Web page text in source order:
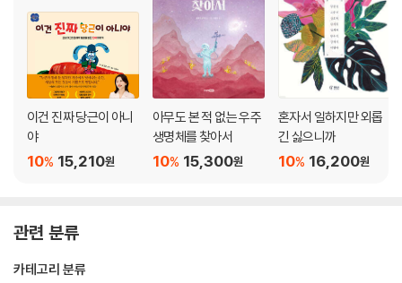
이건 진짜 당근이 아니
야
15,210원
10%
아무도 본 적 없는 우주
생명체를 찾아서
15,300원
10%
혼자서 일하지만 외롭
긴 싫으니까
16,200원
10%
관련 분류
카테고리 분류